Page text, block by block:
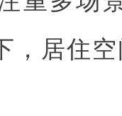
，居住